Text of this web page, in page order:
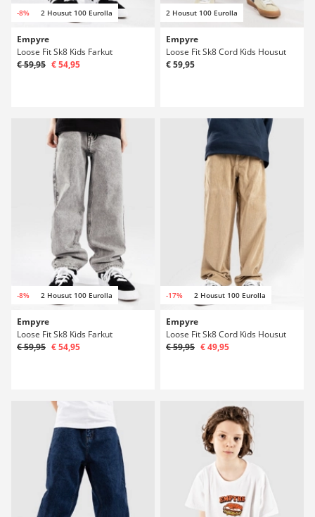
-8% 2 Housut 100 Eurolla
Empyre
Loose Fit Sk8 Kids Farkut
€ 59,95 € 54,95
2 Housut 100 Eurolla
Empyre
Loose Fit Sk8 Cord Kids Housut
€ 59,95
-8% 2 Housut 100 Eurolla
Empyre
Loose Fit Sk8 Kids Farkut
€ 59,95 € 54,95
-17% 2 Housut 100 Eurolla
Empyre
Loose Fit Sk8 Cord Kids Housut
€ 59,95 € 49,95